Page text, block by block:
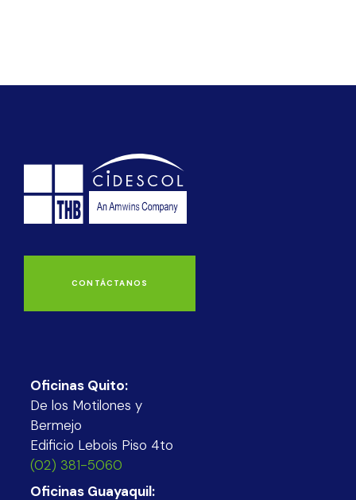
CONTÁCTANOS
Oficinas Quito:
De los Motilones y
Bermejo
Edificio Lebois Piso 4to
(02) 381-5060
Oficinas Guayaquil: